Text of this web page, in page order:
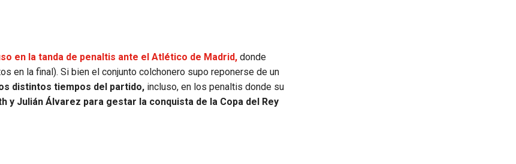
en la tanda de penaltis ante el Atlético de Madrid, donde
en la final). Si bien el conjunto colchonero supo reponerse de un
distintos tiempos del partido, incluso, en los penaltis donde su
Julián Álvarez para gestar la conquista de la Copa del Rey